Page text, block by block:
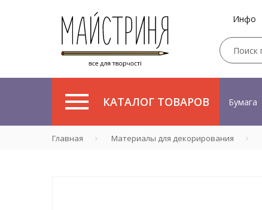
Инфо
КАТАЛОГ ТОВАРОВ Бумага
Главная Материалы для декорирования